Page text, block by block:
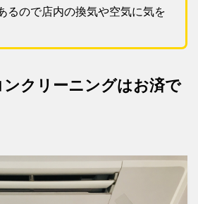
るので店内の換気や空気に気を
クリーニングはお済で